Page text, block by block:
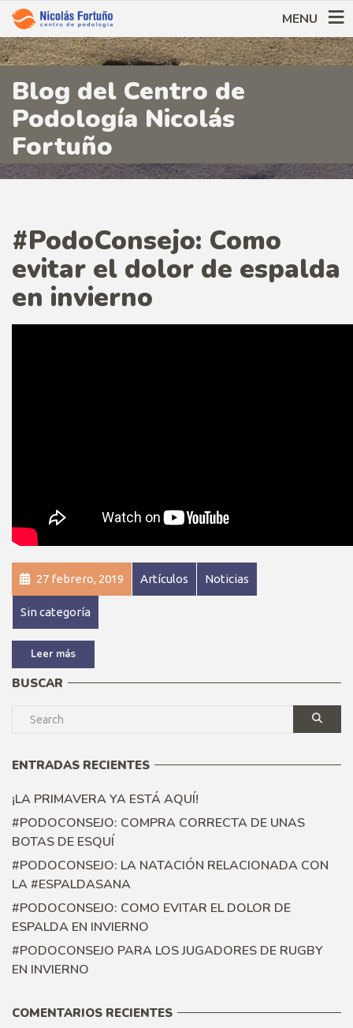
MENU
Blog del Centro de
Podología Nicolás
Fortuño
#PodoConsejo: Como
evitar el dolor de espalda
en invierno
27 febrero, 2019 Artículos Noticias
Sin categoría
Leer más
BUSCAR
ENTRADAS RECIENTES
¡LA PRIMAVERA YA ESTÁ AQUÍ!
#PODOCONSEJO: COMPRA CORRECTA DE UNAS
BOTAS DE ESQUÍ
#PODOCONSEJO: LA NATACIÓN RELACIONADA CON
LA #ESPALDASANA
#PODOCONSEJO: COMO EVITAR EL DOLOR DE
ESPALDA EN INVIERNO
#PODOCONSEJO PARA LOS JUGADORES DE RUGBY
EN INVIERNO
COMENTARIOS RECIENTES